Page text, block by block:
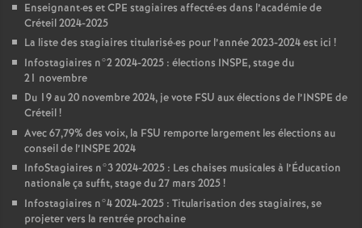
Enseignant·es etCPE stagiaires affecté·es dans l’académie de
Créteil 2024-2025
La liste des stagiaires titularisé·es pour l’année 2023-2024 est ici !
Infostagiaires n°2 2024-2025 : élections INSPE, stage du
21 novembre
Du 19 au 20 novembre 2024, je vote FSU aux élections de l’INSPE de
Créteil!
Avec 67,79% des voix, la FSU remporte largement les élections au
conseil de l’INSPE 2024
InfoStagiaires n°3 2024-2025 : Les chaises musicales à l’Éducation
nationale ça suffit, stage du 27 mars 2025!
Infostagiaires n°4 2024-2025 : Titularisation des stagiaires, se
projeter vers la rentrée prochaine